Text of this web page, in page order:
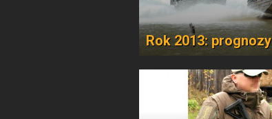
Rok 2013: prognozy